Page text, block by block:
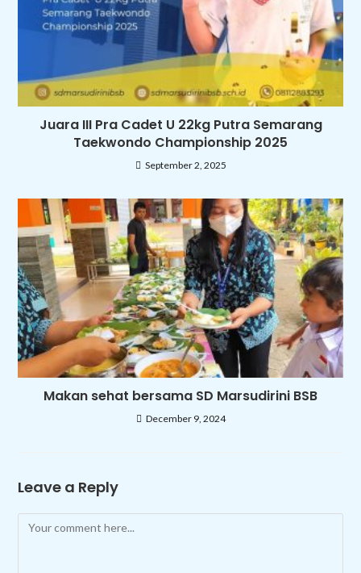
Juara III Pra Cadet U 22kg Putra Semarang
Taekwondo Championship 2025
September 2, 2025
Makan sehat bersama SD Marsudirini BSB
December 9, 2024
Leave a Reply
Comment